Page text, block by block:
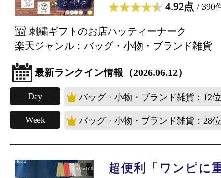
4.92点 / 390
刺繍ギフトのお店ハッティーナーク
楽天ジャンル：バッグ・小物・ブランド雑貨
最新ランクイン情報（2026.06.12）
Day バッグ・小物・ブランド雑貨：12位
Week バッグ・小物・ブランド雑貨：28位
超便利「ワンピに